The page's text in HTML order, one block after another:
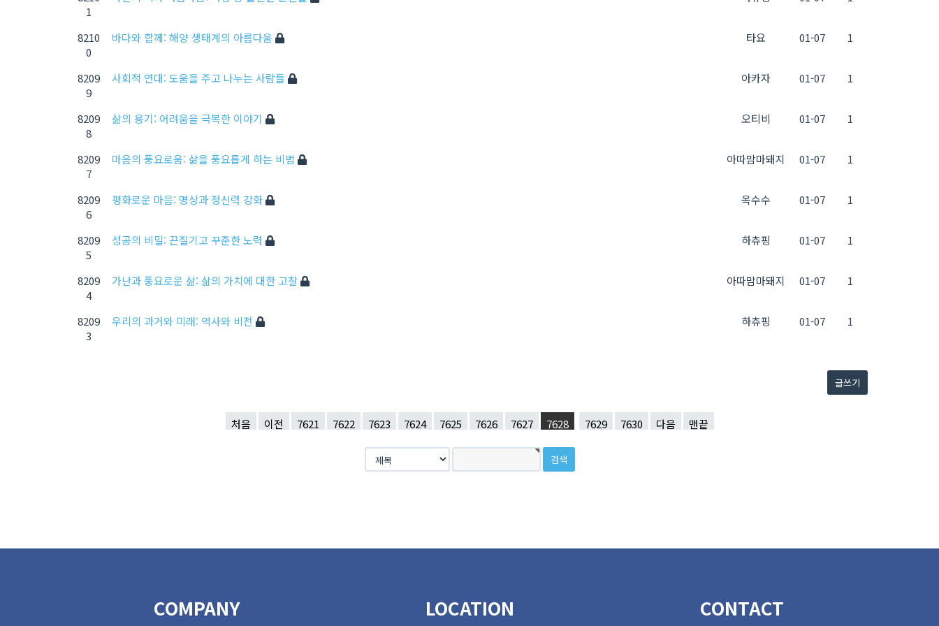
1
8210
0
바다와 함께: 해양 생태계의 아름다움 타요 01-07 1
8209
9
사회적 연대: 도움을 주고 나누는 사람들 아카자 01-07 1
8209
8
삶의 용기: 어려움을 극복한 이야기 오티비 01-07 1
8209
7
마음의 풍요로움: 삶을 풍요롭게 하는 비법 아따맘마돼지 01-07 1
8209
6
평화로운 마음: 명상과 정신력 강화 옥수수 01-07 1
8209
5
성공의 비밀: 끈질기고 꾸준한 노력 하츄핑 01-07 1
8209
4
가난과 풍요로운 삶: 삶의 가치에 대한 고찰 아따맘마돼지 01-07 1
8209
3
우리의 과거와 미래: 역사와 비전 하츄핑 01-07 1
글쓰기
처음 이전 7621 7622 7623 7624 7625 7626 7627 7628 7629 7630 다음 맨끝
COMPANY LOCATION CONTACT